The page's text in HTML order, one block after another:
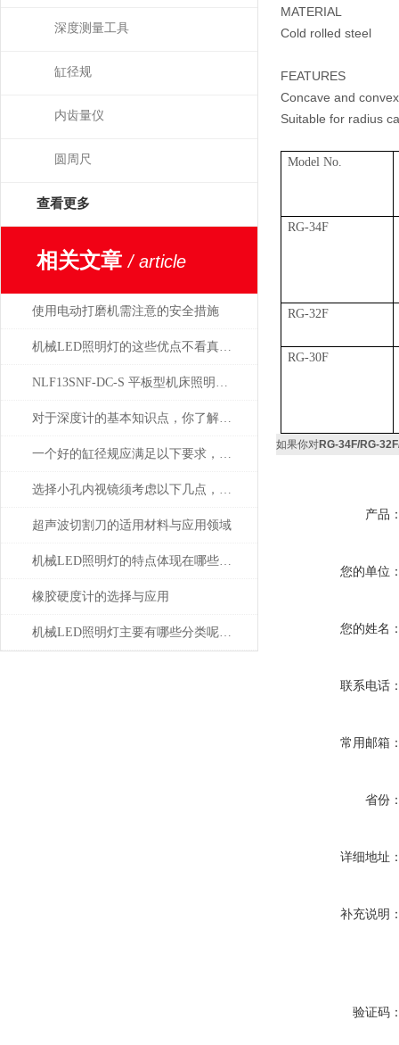
深度测量工具
缸径规
内齿量仪
圆周尺
查看更多
相关文章/ article
使用电动打磨机需注意的安全措施
机械LED照明灯的这些优点不看真的不知道
NLF13SNF-DC-S 平板型机床照明灯日本NIKKI总代理
对于深度计的基本知识点，你了解多少？
一个好的缸径规应满足以下要求，选择时要注意了
选择小孔内视镜须考虑以下几点，避免出错
超声波切割刀的适用材料与应用领域
机械LED照明灯的特点体现在哪些方面？
橡胶硬度计的选择与应用
机械LED照明灯主要有哪些分类呢？让我们一起来看看吧
MATERIAL
Cold rolled steel
FEATURES
Concave and
Suitable for radius
Model No.
RG-34F
RG-32F
RG-30F
如果你对RG-34F/RG-
产品
您的单位
您的姓名
联系电话
常用邮箱
省份
详细地址
补充说明
验证码